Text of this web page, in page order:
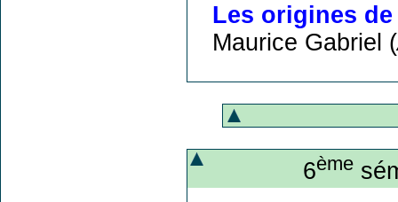
Les origines
Maurice Gabriel (
6ème